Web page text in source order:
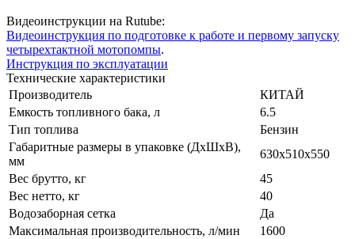
Видеоинструкции на Rutube:
Видеоинструкция по подготовке к работе и первому запуску
четырехтактной мотопомпы.
Инструкция по эксплуатации
Технические характеристики
Производитель
КИТАЙ
Емкость топливного бака, л
6.5
Тип топлива
Бензин
Габаритные размеры в упаковке (ДхШхВ),
мм
630х510х550
Вес брутто, кг
45
Вес нетто, кг
40
Водозаборная сетка
Да
Максимальная производительность, л/мин
1600